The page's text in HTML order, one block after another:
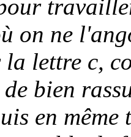
on ne
la lettre c,
de bien
en